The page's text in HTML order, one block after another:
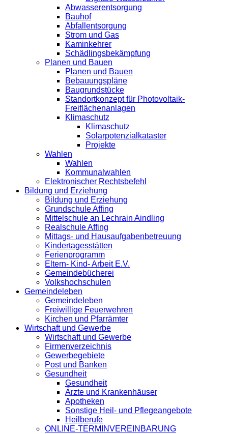
Abwasserentsorgung
Bauhof
Abfallentsorgung
Strom und Gas
Kaminkehrer
Schädlingsbekämpfung
Planen und Bauen
Planen und Bauen
Bebauungspläne
Baugrundstücke
Standortkonzept für Photovoltaik-
Freiflächenanlagen
Klimaschutz
Klimaschutz
Solarpotenzialkataster
Projekte
Wahlen
Wahlen
Kommunalwahlen
Elektronischer Rechtsbefehl
Bildung und Erziehung
Bildung und Erziehung
Grundschule Affing
Mittelschule an Lechrain Aindling
Realschule Affing
Mittags- und Hausaufgabenbetreuung
Kindertagesstätten
Ferienprogramm
Eltern- Kind- Arbeit E.V.
Gemeindebücherei
Volkshochschulen
Gemeindeleben
Gemeindeleben
Freiwillige Feuerwehren
Kirchen und Pfarrämter
Wirtschaft und Gewerbe
Wirtschaft und Gewerbe
Firmenverzeichnis
Gewerbegebiete
Post und Banken
Gesundheit
Gesundheit
Ärzte und Krankenhäuser
Apotheken
Sonstige Heil- und Pflegeangebote
Heilberufe
ONLINE-TERMINVEREINBARUNG